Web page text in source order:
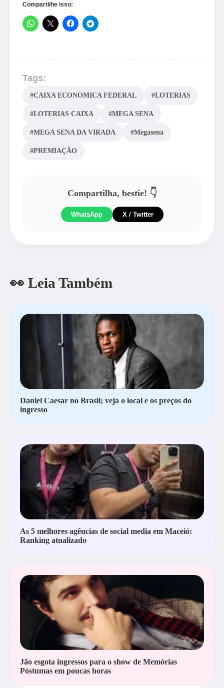
Compartilhe isso:
Tags:
#CAIXA ECONOMICA FEDERAL #LOTERIAS
#LOTERIAS CAIXA #MEGA SENA
#MEGA SENA DA VIRADA #Megasena
#PREMIAÇÃO
Compartilha, bestie! 👇
WhatsApp X / Twitter
👀 Leia Também
Daniel Caesar no Brasil; veja o local e os preços do
ingresso
As 5 melhores agências de social media em Maceió:
Ranking atualizado
Jão esgota ingressos para o show de Memórias
Póstumas em poucas horas